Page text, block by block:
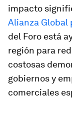
impacto
Alianza Global
del Foro está
región para
costosas
gobiernos y
comerciales